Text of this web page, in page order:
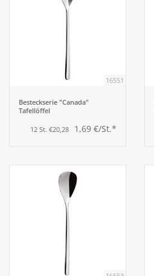
Küchenmöbel
16551
Besteckserie "Canada"
Tafellöffel
12 St. €20,28 1,69 €/St.*